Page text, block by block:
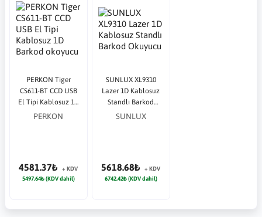
PERKON Tiger
CS611-BT CCD USB
El Tipi Kablosuz 1D
Barkod okoyucu
PERKON
4581.37₺
+ KDV
5497.64₺ (KDV dahil)
SUNLUX XL9310
Lazer 1D Kablosuz
Standlı Barkod
Okuyucu
SUNLUX
5618.68₺
+ KDV
6742.42₺ (KDV dahil)